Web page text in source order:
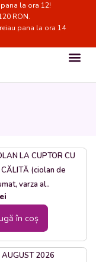
la ora 12!
RON.
pana la ora 14
LA CUPTOR CU
(ciolan de
varza al..
în coș
AUGUST 2026